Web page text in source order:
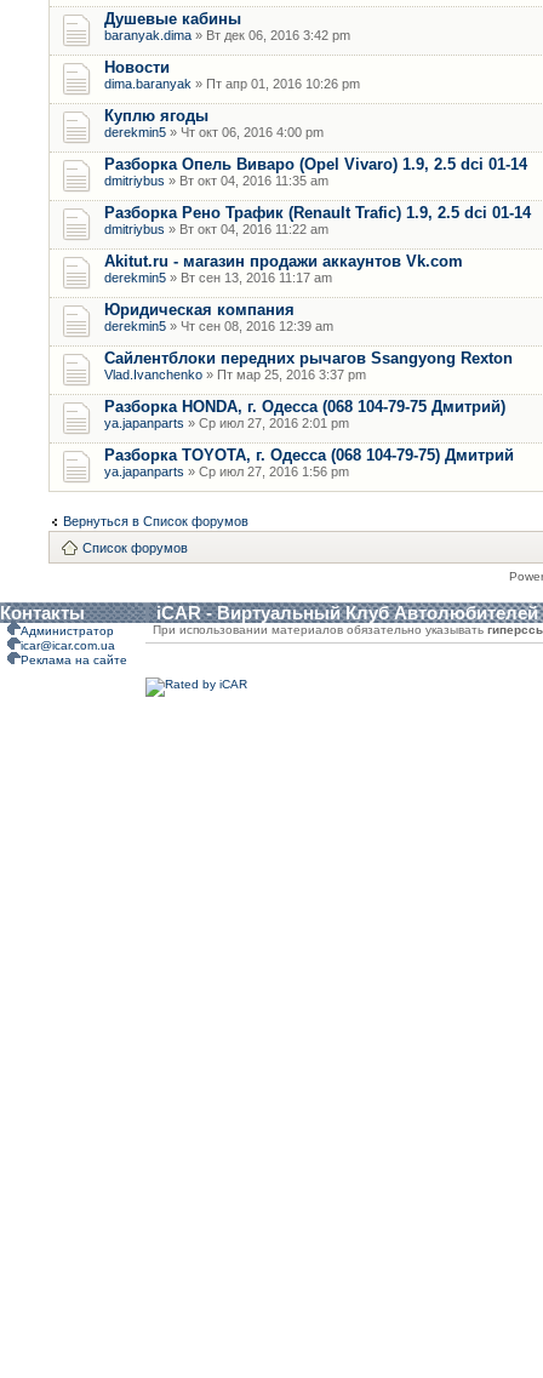
Душевые кабины
baranyak.dima » Вт дек 06, 2016 3:42 pm
Новости
dima.baranyak » Пт апр 01, 2016 10:26 pm
Куплю ягоды
derekmin5 » Чт окт 06, 2016 4:00 pm
Разборка Опель Виваро (Opel Vivaro) 1.9, 2.5 dci 01-14
dmitriybus » Вт окт 04, 2016 11:35 am
Разборка Рено Трафик (Renault Trafic) 1.9, 2.5 dci 01-14
dmitriybus » Вт окт 04, 2016 11:22 am
Akitut.ru - магазин продажи аккаунтов Vk.com
derekmin5 » Вт сен 13, 2016 11:17 am
Юридическая компания
derekmin5 » Чт сен 08, 2016 12:39 am
Сайлентблоки передних рычагов Ssangyong Rexton
Vlad.Ivanchenko » Пт мар 25, 2016 3:37 pm
Разборка HONDA, г. Одесса (068 104-79-75 Дмитрий)
ya.japanparts » Ср июл 27, 2016 2:01 pm
Разборка TOYOTA, г. Одесса (068 104-79-75) Дмитрий
ya.japanparts » Ср июл 27, 2016 1:56 pm
Вернуться в Список форумов
Список форумов
Контакты iCAR - Виртуальный Клуб Автолюбителей
Администратор
icar@icar.com.ua
Реклама на сайте
При использовании материалов обязательно указывать